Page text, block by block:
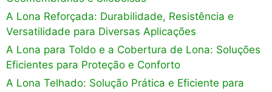
A Lona Reforçada: Durabilidade, Resistência e
Versatilidade para Diversas Aplicações
A Lona para Toldo e a Cobertura de Lona: Soluções
Eficientes para Proteção e Conforto
A Lona Telhado: Solução Prática e Eficiente para